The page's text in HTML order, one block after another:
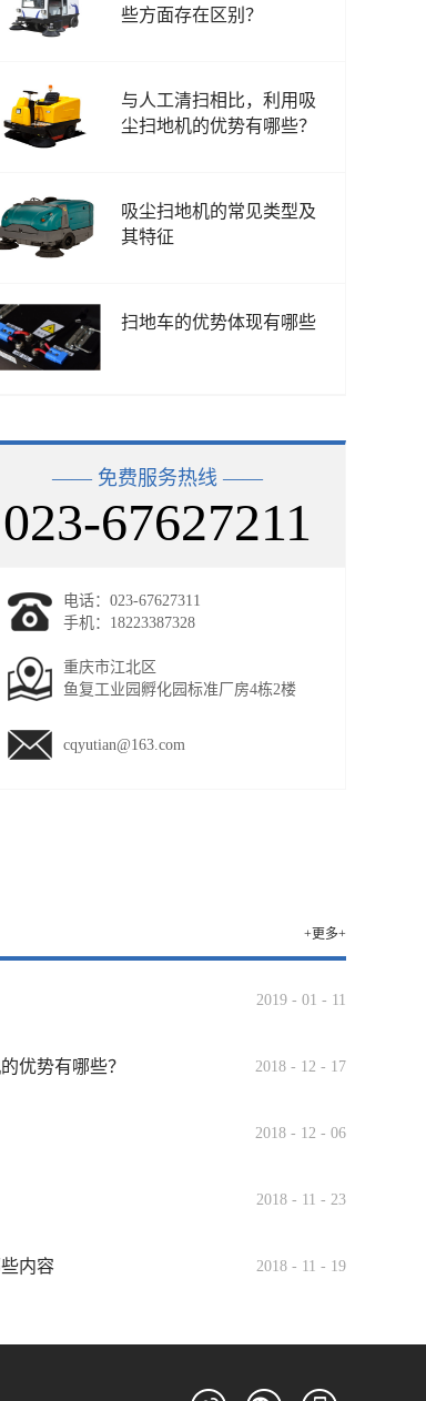
些方面存在区别？
与人工清扫相比，利用吸
尘扫地机的优势有哪些？
吸尘扫地机的常见类型及
其特征
扫地车的优势体现有哪些
—— 免费服务热线 ——
023-67627211
电话：023-67627311
手机：18223387328
重庆市江北区
鱼复工业园孵化园标准厂房4栋2楼
cqyutian@163.com
+更多+
2019 - 01 - 11
优势有哪些？ 2018 - 12 - 17
2018 - 12 - 06
2018 - 11 - 23
内容 2018 - 11 - 19